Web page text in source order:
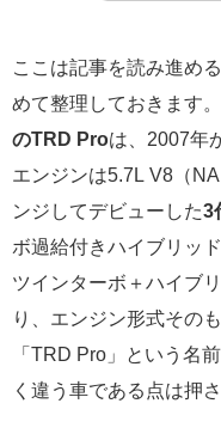
ここは記事を読み進め
めて整理しておきます
のTRD Proは、2007年
エンジンは5.7L V8（
ンジしてデビューした3
ボ過給付きハイブリッ
ツインターボ＋ハイブ
り、エンジン形式その
「TRD Pro」という名
く違う車である点は押